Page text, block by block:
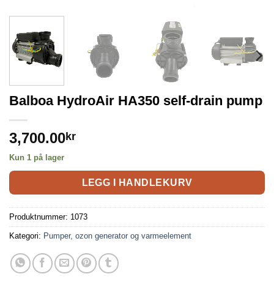
Balboa HydroAir HA350 self-drain pump
3,700.00kr
Kun 1 på lager
LEGG I HANDLEKURV
Produktnummer: 1073
Kategori: Pumper, ozon generator og varmeelement